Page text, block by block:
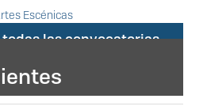
Escénicas
todas las convocatorias